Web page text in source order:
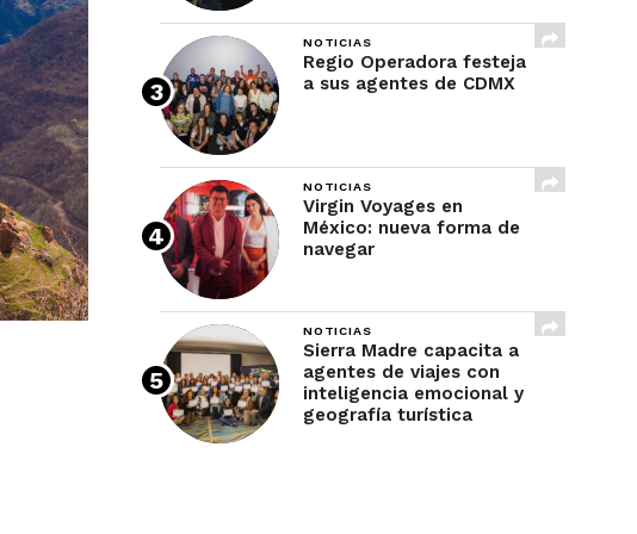
NOTICIAS
Regio Operadora festeja
a sus agentes de CDMX
NOTICIAS
Virgin Voyages en
México: nueva forma de
navegar
NOTICIAS
Sierra Madre capacita a
agentes de viajes con
inteligencia emocional y
geografía turística